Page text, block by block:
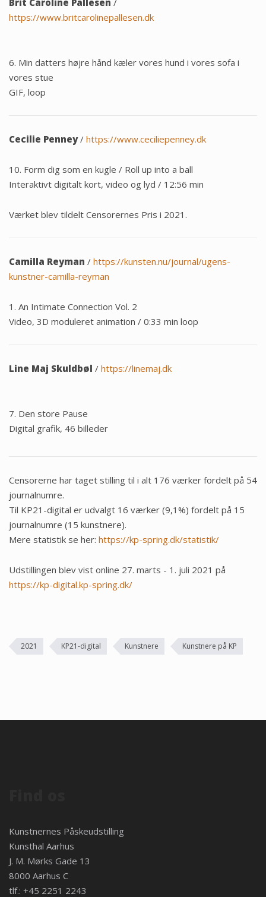
Brit Caroline Pallesen /
https://www.britcarolinepallesen.dk
6. Min datters højre hånd kæler vores hund i vores sofa i
vores stue
GIF, loop
Cecilie Penney/ https://www.ceciliepenney.dk
10. Form dig som en kugle / Roll up into a ball
Interaktivt digitalt kort, video og lyd / 12:56 min
Værket blev tildelt Censorernes Pris i 2021.
Camilla Reyman / https://kunsten.nu/journal/ugens-
kunstner-camilla-reyman
1. An Intimate Connection Vol. 2
Video, 3D moduleret animation / 0:33 min loop
Line Maj Skuldbøl / https://linemaj.dk
7. Den store Pause
Digital grafik, 46 billeder
Censorerne har taget stilling til i alt 176 værker fordelt på 54
journalnumre.
Til KP21-digital er udvalgt 16 værker (9,1%) fordelt på 15
journalnumre (15 kunstnere).
Mere statistik se her: https://kp-spring.dk/statistik/
Udstillingen blev vist online 27. marts - 1. juli 2021 på
https://kp-digital.kp-spring.dk/
2021 KP21-digital Kunstnere Kunstnere på KP
Kunstnernes Påskeudstilling
Kunsthal Aarhus
J. M. Mørks Gade 13
8000 Aarhus C
tlf.: +45 2251 2243